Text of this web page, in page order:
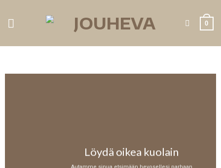
0
Löydä oikea kuolain